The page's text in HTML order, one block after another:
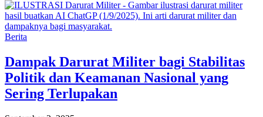
Berita
Dampak Darurat Militer bagi Stabilitas
Politik dan Keamanan Nasional yang
Sering Terlupakan